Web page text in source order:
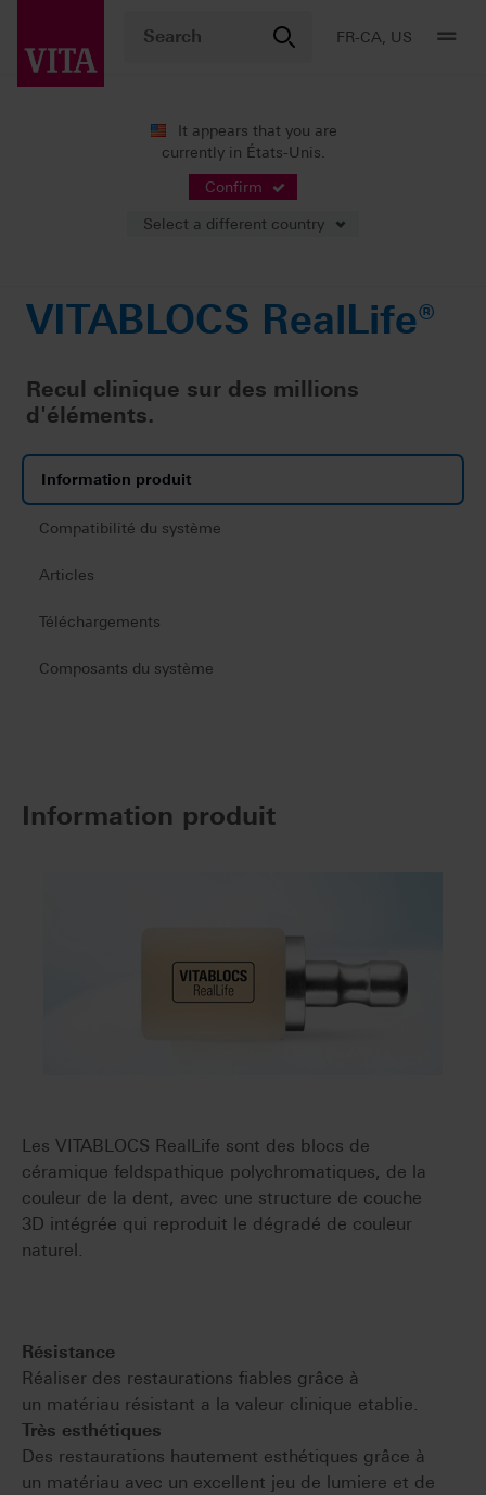
FR-CA, US
It appears that you are
currently in États-Unis.
Confirm
Select a different country
Production CFAO
Restauration unitaire
VITABLOCS RealLife®
Recul clinique sur des millions
d'éléments.
Information produit
Compatibilité du système
Articles
Téléchargements
Composants du système
Information produit
Les VITABLOCS RealLife sont des blocs de
céramique feldspathique polychromatiques, de la
couleur de la dent, avec une structure de couche
3D intégrée qui reproduit le dégradé de couleur
naturel.
Résistance
Réaliser des restaurations fiables grâce à
un matériau résistant a la valeur clinique etablie.
Très esthétiques
Des restaurations hautement esthétiques grâce à
un matériau avec un excellent jeu de lumiere et de